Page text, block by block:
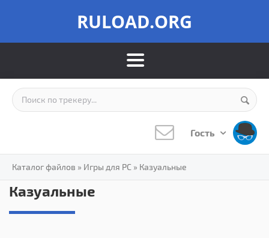
RULOAD.ORG
Гость
Каталог файлов » Игры для PC » Казуальные
Казуальные